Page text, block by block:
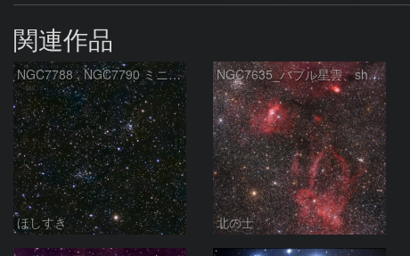
関連作品
NGC7788 , NGC7790 ミニ二重星団
ほしすき
NGC7635_バブル星雲、sh2-157_くわがた星雲
北の士